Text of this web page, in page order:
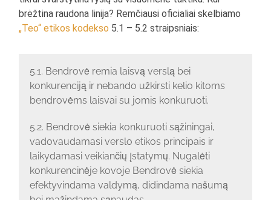
brėžtina raudona linija? Remčiausi oficialiai skelbiamo
„Teo“ etikos kodekso 5.1 – 5.2 straipsniais:
5.1. Bendrovė remia laisvą verslą bei
konkurenciją ir nebando užkirsti kelio kitoms
bendrovėms laisvai su jomis konkuruoti.
5.2. Bendrovė siekia konkuruoti sąžiningai,
vadovaudamasi verslo etikos principais ir
laikydamasi veikiančių įstatymų. Nugalėti
konkurencinėje kovoje Bendrovė siekia
efektyvindama valdymą, didindama našumą